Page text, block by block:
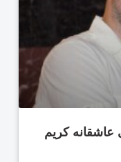
کریم